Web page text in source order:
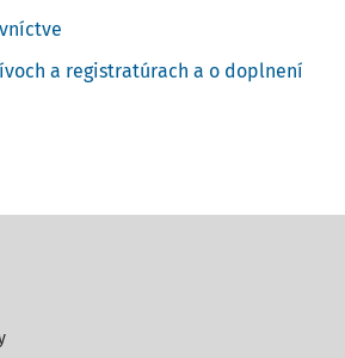
a registratúrach a o doplnení